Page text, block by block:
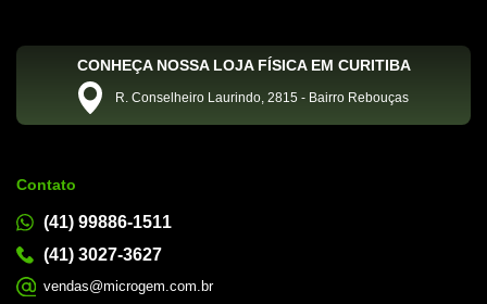
CONHEÇA NOSSA LOJA FÍSICA EM CURITIBA
R. Conselheiro Laurindo, 2815 - Bairro Rebouças
Contato
(41) 99886-1511
(41) 3027-3627
vendas@microgem.com.br